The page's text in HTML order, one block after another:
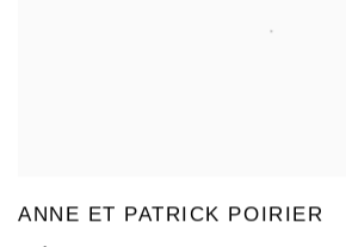
ANNE ET PATRICK POIRIER